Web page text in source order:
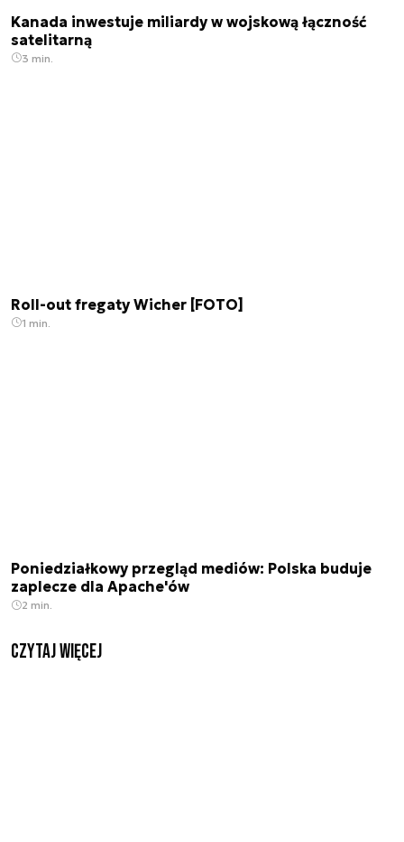
Kanada inwestuje miliardy w wojskową łączność
satelitarną
3 min.
Roll-out fregaty Wicher [FOTO]
1 min.
Poniedziałkowy przegląd mediów: Polska buduje
zaplecze dla Apache'ów
2 min.
czytaj więcej